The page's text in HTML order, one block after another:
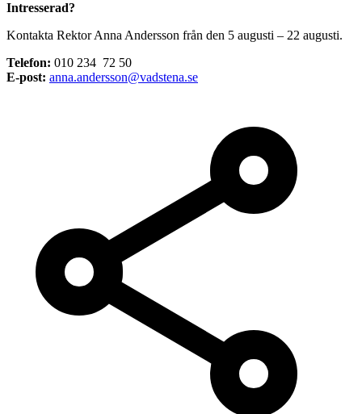
Intresserad?
Kontakta Rektor Anna Andersson från den 5 augusti – 22 augusti.
Telefon: 010 234 72 50
E-post: anna.andersson@vadstena.se